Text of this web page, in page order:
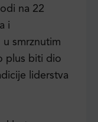
na 22
i
smrznutim
plus biti dio
liderstva